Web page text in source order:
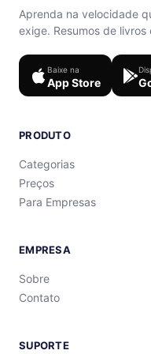
Aprenda na velocidade
exige. Resumos de livros
Baixe na
App Store
PRODUTO
Categorias
Preços
Para Empresas
EMPRESA
Sobre
Contato
SUPORTE